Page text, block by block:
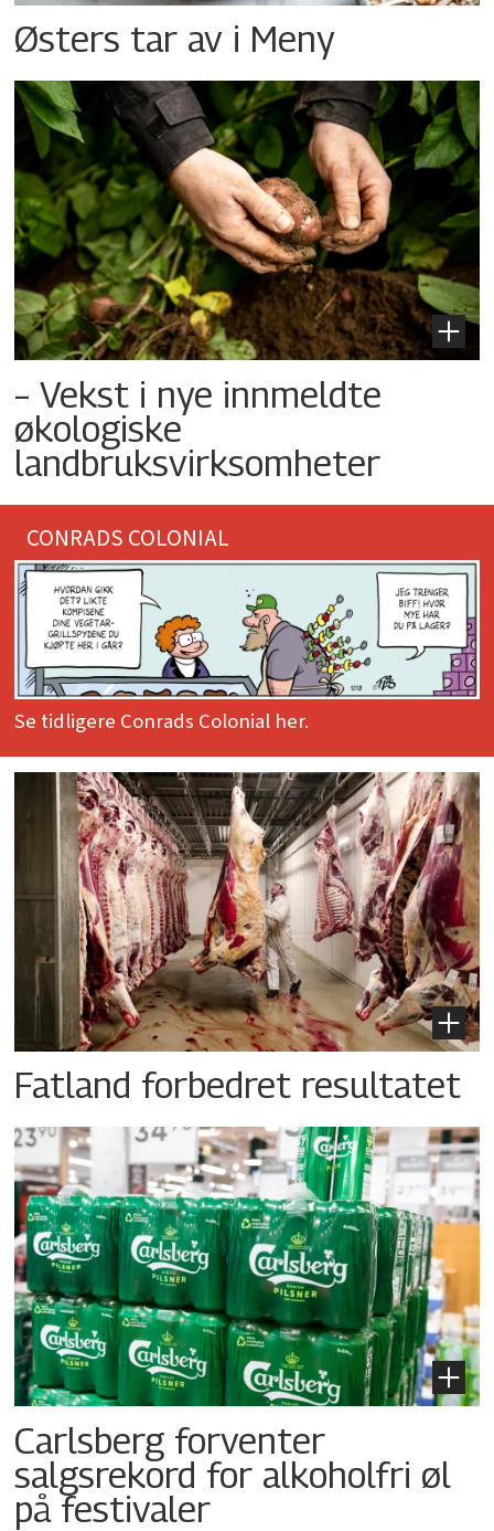
Østers tar av i Meny
– Vekst i nye innmeldte
økologiske
landbruksvirksomheter
CONRADS COLONIAL
Se tidligere Conrads Colonial her.
Fatland forbedret resultatet
Carlsberg forventer
salgsrekord for alkoholfri øl
på festivaler